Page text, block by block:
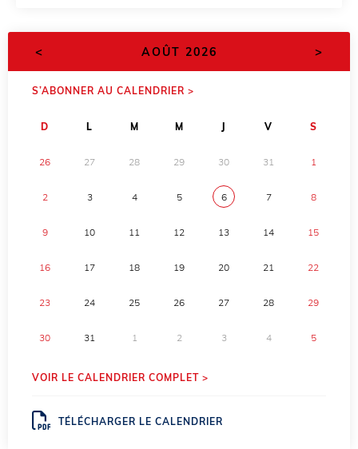
< AOÛT 2026 >
S’ABONNER AU CALENDRIER >
D L M M V S
26 27 28 29 30 31 1
2 3 4 5 6 7 8
9 10 11 12 13 14 15
16 17 18 19 20 21 22
23 24 25 26 27 28 29
30 31 1 2 3 4 5
VOIR LE CALENDRIER COMPLET >
TÉLÉCHARGER LE CALENDRIER